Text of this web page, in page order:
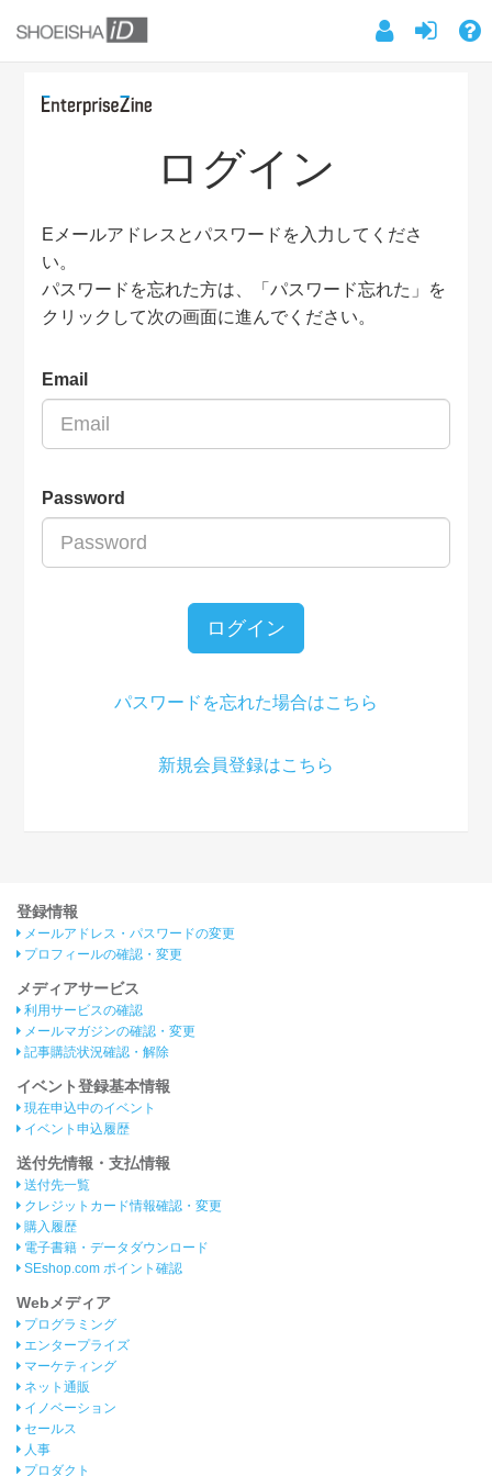
ログイン
Eメールアドレスとパスワードを入力してくださ
い。
パスワードを忘れた方は、「パスワード忘れた」を
クリックして次の画面に進んでください。
Email
Password
ログイン
パスワードを忘れた場合はこちら
新規会員登録はこちら
登録情報
メールアドレス・パスワードの変更
プロフィールの確認・変更
メディアサービス
利用サービスの確認
メールマガジンの確認・変更
記事購読状況確認・解除
イベント登録基本情報
現在申込中のイベント
イベント申込履歴
送付先情報・支払情報
送付先一覧
クレジットカード情報確認・変更
購入履歴
電子書籍・データダウンロード
SEshop.com ポイント確認
Webメディア
プログラミング
エンタープライズ
マーケティング
ネット通販
イノベーション
セールス
人事
プロダクト